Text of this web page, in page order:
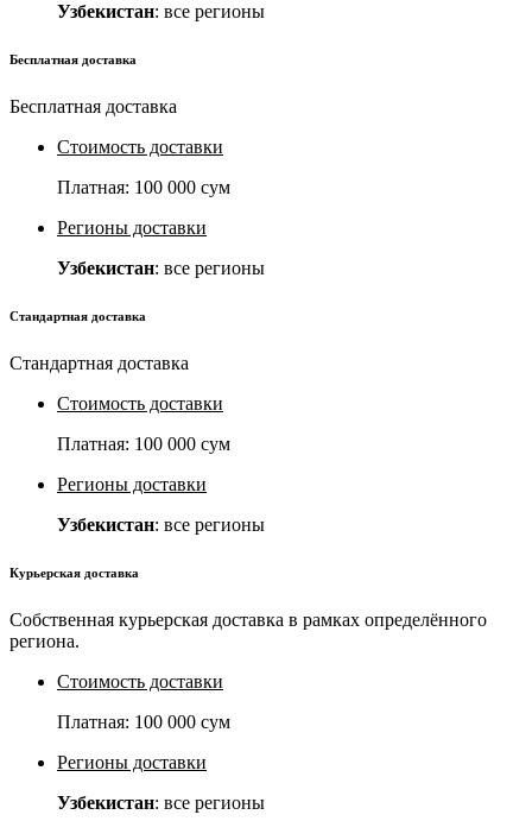
Узбекистан: все регионы
Бесплатная доставка
Бесплатная доставка
Стоимость доставки
Платная: 100 000 сум
Регионы доставки
Узбекистан: все регионы
Стандартная доставка
Стандартная доставка
Стоимость доставки
Платная: 100 000 сум
Регионы доставки
Узбекистан: все регионы
Курьерская доставка
Собственная курьерская доставка в рамках определённого
региона.
Стоимость доставки
Платная: 100 000 сум
Регионы доставки
Узбекистан: все регионы